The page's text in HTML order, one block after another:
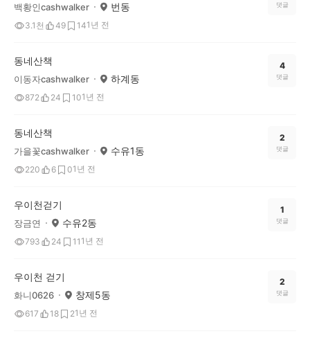
백황인cashwalker 번동
3.1천 49 141년 전
댓글
동네산책
이동자cashwalker 하계동
872 24 101년 전
4
댓글
동네산책
가을꽃cashwalker 수유1동
220 6 01년 전
2
댓글
우이천걷기
장금연 수유2동
793 24 11 1년 전
1
댓글
우이천 걷기
화니0626 창제5동
617 18 21년 전
2
댓글